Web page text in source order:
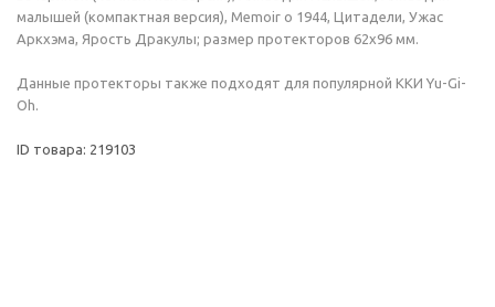
малышей (компактная версия), Memoir о 1944, Цитадели, Ужас
Аркхэма, Ярость Дракулы; размер протекторов 62x96 мм.
Данные протекторы также подходят для популярной ККИ Yu-Gi-
Oh.
ID товара: 219103